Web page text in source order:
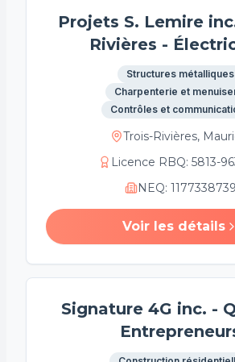
Projets S. Lemire
Rivières -
Structures métalliques
Charpenterie et
Contrôles et
Trois-Rivières,
Licence RBQ: 5813-
NEQ: 1177338739
Voir les détails
Signature 4G inc. -